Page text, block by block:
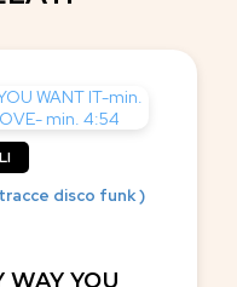
disco funk )
WAY YOU